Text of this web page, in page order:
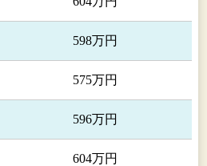
社エイブル サンオー イン
LTD.他３社は自動車部品
にて販売しております。ま
ッドは、自動車部品に加えて
598万円
575万円
596万円
604万円